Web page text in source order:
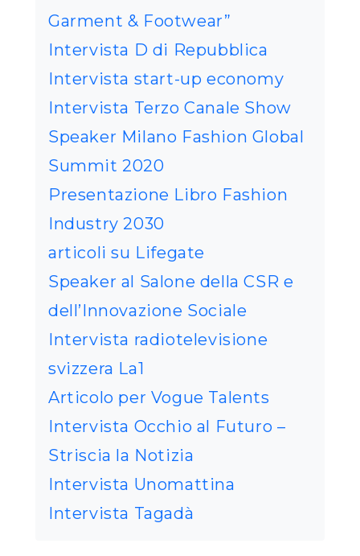
Garment & Footwear”
Intervista D di Repubblica
Intervista start-up economy
Intervista Terzo Canale Show
Speaker Milano Fashion Global
Summit 2020
Presentazione Libro Fashion
Industry 2030
articoli su Lifegate
Speaker al Salone della CSR e
dell’Innovazione Sociale
Intervista radiotelevisione
svizzera La1
Articolo per Vogue Talents
Intervista Occhio al Futuro –
Striscia la Notizia
Intervista Unomattina
Intervista Tagadà